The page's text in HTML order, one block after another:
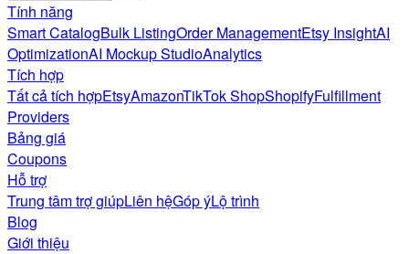
Tính năng
Smart CatalogBulk ListingOrder ManagementEtsy InsightAI
OptimizationAI Mockup StudioAnalytics
Tích hợp
Tất cả tích hợpEtsyAmazonTikTok ShopShopifyFulfillment
Providers
Bảng giá
Coupons
Hỗ trợ
Trung tâm trợ giúpLiên hệGóp ýLộ trình
Blog
Giới thiệu